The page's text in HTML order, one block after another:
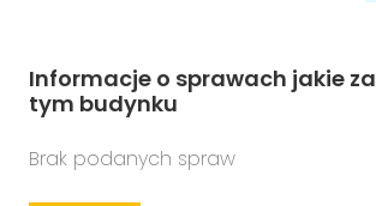
Informacje o sprawach jakie
tym budynku
Brak podanych spraw